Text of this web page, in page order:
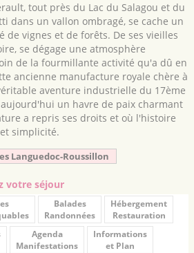
tout près du Lac du Salagou et du
dans un vallon ombragé, se cache un
vignes et de forêts. De ses vieilles
se dégage une atmosphère
de la fourmillante activité qu'a dû en
ancienne manufacture royale chère à
aventure industrielle du 17ème
un havre de paix charmant
a repris ses droits et où l'histoire
simplicité.
Languedoc-Roussillon
votre séjour
Balades
Randonnées
Hébergement
Restauration
Agenda
Manifestations
Informations
et Plan